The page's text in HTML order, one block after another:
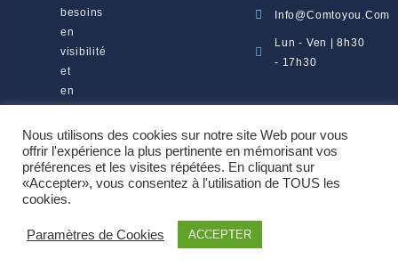
besoins
en
visibilité
et
en
Info@comtoyou.com
Lun - Ven | 8h30
- 17h30
Copyright 2026 ©Comtoyou srl
Nous utilisons des cookies sur notre site Web pour vous
offrir l'expérience la plus pertinente en mémorisant vos
préférences et les visites répétées. En cliquant sur
«Accepter», vous consentez à l'utilisation de TOUS les
cookies.
Paramètres de Cookies ACCEPTER